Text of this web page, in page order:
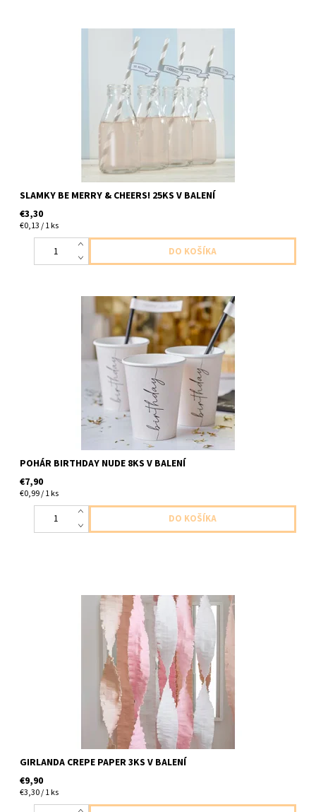
papierove slamky sede pasiky a so stitkami bud veely a
nazdravie 25ks v balení dlzka 20cm
SLAMKY BE MERRY & CHEERS! 25KS V BALENÍ
€3,30
€0,13 / 1 ks
papierový pohar bezovej s napisom narodeninovy den 8ks v
balení velkost 220ml
POHÁR BIRTHDAY NUDE 8KS V BALENÍ
€7,90
€0,99 / 1 ks
Papierové girlandy 3ks v baleni ( je možné girlandy rozdelit a
docieliť tak väčší počet farba biela ruzova marhulková velkost
GIRLANDA CREPE PAPER 3KS V BALENÍ
€9,90
€3,30 / 1 ks